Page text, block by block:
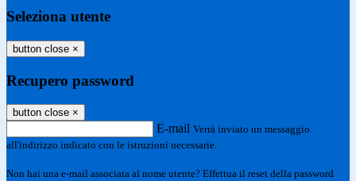
Seleziona utente
button close ×
Recupero password
button close ×
E-mail Verrà inviato un messaggio
all'indirizzo indicato con le istruzioni necessarie.
Non hai una e-mail associata al nome utente? Effettua il reset della password